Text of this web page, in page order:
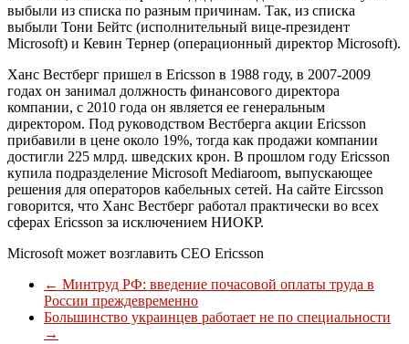
выбыли из списка по разным причинам. Так, из списка
выбыли Тони Бейтс (исполнительный вице-президент
Microsoft) и Кевин Тернер (операционный директор Microsoft).
Ханс Вестберг пришел в Ericsson в 1988 году, в 2007-2009
годах он занимал должность финансового директора
компании, с 2010 года он является ее генеральным
директором. Под руководством Вестберга акции Ericsson
прибавили в цене около 19%, тогда как продажи компании
достигли 225 млрд. шведских крон. В прошлом году Ericsson
купила подразделение Microsoft Mediaroom, выпускающее
решения для операторов кабельных сетей. На сайте Eircsson
говорится, что Ханс Вестберг работал практически во всех
сферах Ericsson за исключением НИОКР.
Microsoft может возглавить CEO Ericsson
← Минтруд РФ: введение почасовой оплаты труда в
России преждевременно
Большинство украинцев работает не по специальности
→